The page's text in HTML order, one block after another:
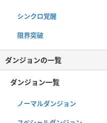
シンクロ覚醒
限界突破
ダンジョンの一覧
ダンジョン一覧
ノーマルダンジョン